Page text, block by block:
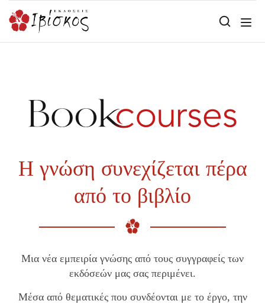
Η γνώση συνεχίζεται πέρα
από το βιβλίο
Μια νέα εμπειρία γνώσης από τους συγγραφείς των
εκδόσεών μας σας περιμένει.
Μέσα από θεματικές που συνδέονται με το έργο, την